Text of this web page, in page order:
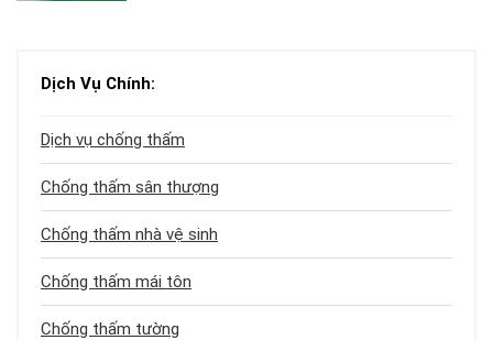
Dịch Vụ Chính:
Dịch vụ chống thấm
Chống thấm sân thượng
Chống thấm nhà vệ sinh
Chống thấm mái tôn
Chống thấm tường